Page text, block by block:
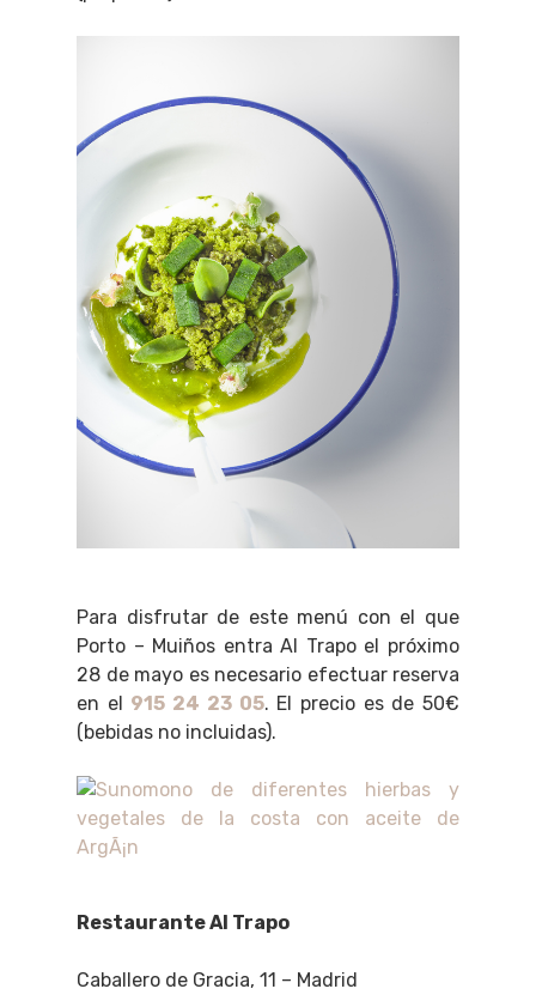
Para disfrutar de este menú con el que
Porto – Muiños entra Al Trapo el próximo
28 de mayo es necesario efectuar reserva
en el 915 24 23 05. El precio es de 50€
(bebidas no incluidas).
Restaurante Al Trapo
Caballero de Gracia, 11 – Madrid